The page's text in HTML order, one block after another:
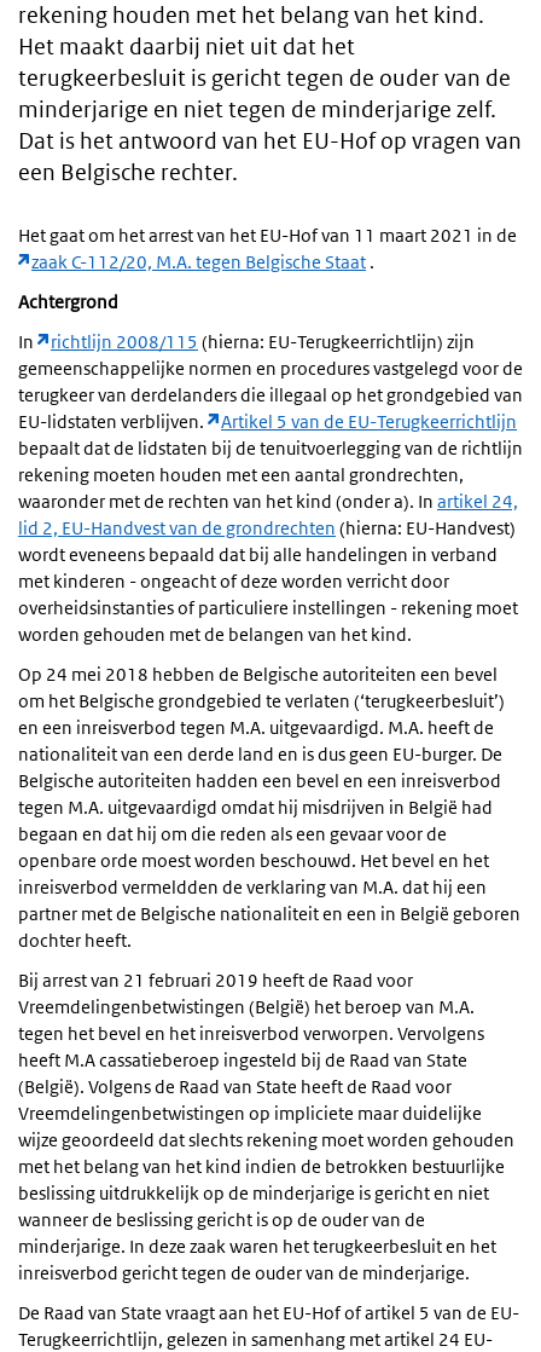
rekening houden met het belang van het kind.
Het maakt daarbij niet uit dat het
terugkeerbesluit is gericht tegen de ouder van de
minderjarige en niet tegen de minderjarige zelf.
Dat is het antwoord van het EU-Hof op vragen van
een Belgische rechter.
Het gaat om het arrest van het EU-Hof van 11 maart 2021 in de
zaak C-112/20, M.A. tegen Belgische Staat .
Achtergrond
In
richtlijn 2008/115 (hierna: EU-Terugkeerrichtlijn) zijn
gemeenschappelijke normen en procedures vastgelegd voor de
terugkeer van derdelanders die illegaal op het grondgebied van
EU-lidstaten verblijven.
Artikel 5 van de EU-Terugkeerrichtlijn
bepaalt dat de lidstaten bij de tenuitvoerlegging van de richtlijn
rekening moeten houden met een aantal grondrechten,
waaronder met de rechten van het kind (onder a). In artikel 24,
lid 2, EU-Handvest van de grondrechten (hierna: EU-Handvest)
wordt eveneens bepaald dat bij alle handelingen in verband
met kinderen - ongeacht of deze worden verricht door
overheidsinstanties of particuliere instellingen - rekening moet
worden gehouden met de belangen van het kind.
Op 24 mei 2018 hebben de Belgische autoriteiten een bevel
om het Belgische grondgebied te verlaten (‘terugkeerbesluit’)
en een inreisverbod tegen M.A. uitgevaardigd. M.A. heeft de
nationaliteit van een derde land en is dus geen EU-burger. De
Belgische autoriteiten hadden een bevel en een inreisverbod
tegen M.A. uitgevaardigd omdat hij misdrijven in België had
begaan en dat hij om die reden als een gevaar voor de
openbare orde moest worden beschouwd. Het bevel en het
inreisverbod vermeldden de verklaring van M.A. dat hij een
partner met de Belgische nationaliteit en een in België geboren
dochter heeft.
Bij arrest van 21 februari 2019 heeft de Raad voor
Vreemdelingenbetwistingen (België) het beroep van M.A.
tegen het bevel en het inreisverbod verworpen. Vervolgens
heeft M.A cassatieberoep ingesteld bij de Raad van State
(België). Volgens de Raad van State heeft de Raad voor
Vreemdelingenbetwistingen op impliciete maar duidelijke
wijze geoordeeld dat slechts rekening moet worden gehouden
met het belang van het kind indien de betrokken bestuurlijke
beslissing uitdrukkelijk op de minderjarige is gericht en niet
wanneer de beslissing gericht is op de ouder van de
minderjarige. In deze zaak waren het terugkeerbesluit en het
inreisverbod gericht tegen de ouder van de minderjarige.
De Raad van State vraagt aan het EU-Hof of artikel 5 van de EU-
Terugkeerrichtlijn, gelezen in samenhang met artikel 24 EU-